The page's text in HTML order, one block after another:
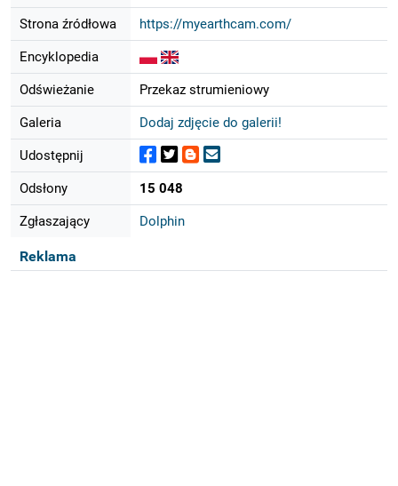
Strona źródłowa https://myearthcam.com/
Encyklopedia
Odświeżanie Przekaz strumieniowy
Galeria Dodaj zdjęcie do galerii!
Udostępnij
Odsłony 15 048
Zgłaszający Dolphin
Reklama